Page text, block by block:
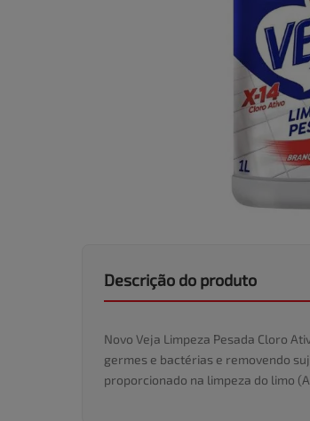
Descrição do produto
Novo Veja Limpeza Pesada Cloro
germes e bactérias e removendo
proporcionado na limpeza do limo